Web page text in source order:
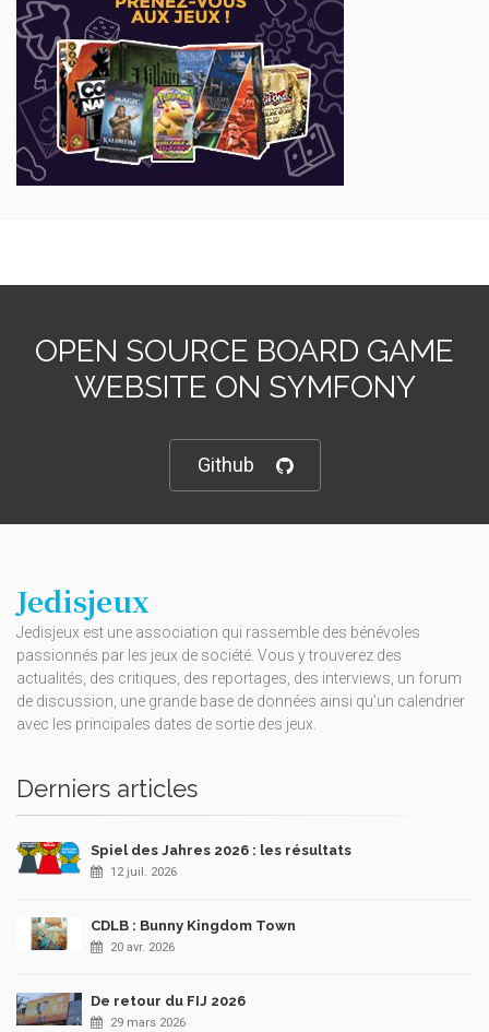
OPEN SOURCE BOARD GAME
WEBSITE ON SYMFONY
Github
Jedisjeux
Jedisjeux est une association qui rassemble des bénévoles
passionnés par les jeux de société. Vous y trouverez des
actualités, des critiques, des reportages, des interviews, un forum
de discussion, une grande base de données ainsi qu’un calendrier
avec les principales dates de sortie des jeux.
Derniers articles
Spiel des Jahres 2026 : les résultats
12 juil. 2026
CDLB : Bunny Kingdom Town
20 avr. 2026
De retour du FIJ 2026
29 mars 2026